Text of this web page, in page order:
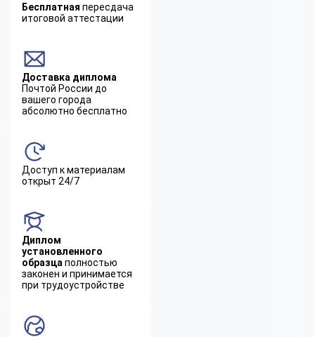
Бесплатная пересдача
итоговой аттестации
Доставка диплома
Почтой России до
вашего города
абсолютно бесплатно
Доступ к материалам
открыт 24/7
Диплом
установленного
образца полностью
законен и принимается
при трудоустройстве